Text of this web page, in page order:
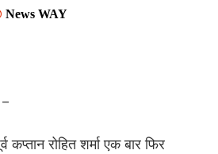
News WAY
कप्तान रोहित शर्मा एक बार फिर